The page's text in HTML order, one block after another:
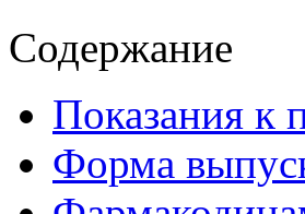
Содержание
Показания к
Форма